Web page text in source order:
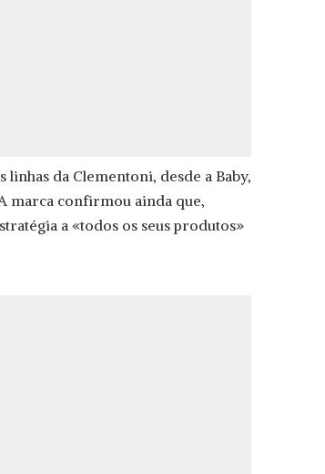
da Clementoni, desde a Baby,
marca confirmou ainda que,
a «todos os seus produtos»